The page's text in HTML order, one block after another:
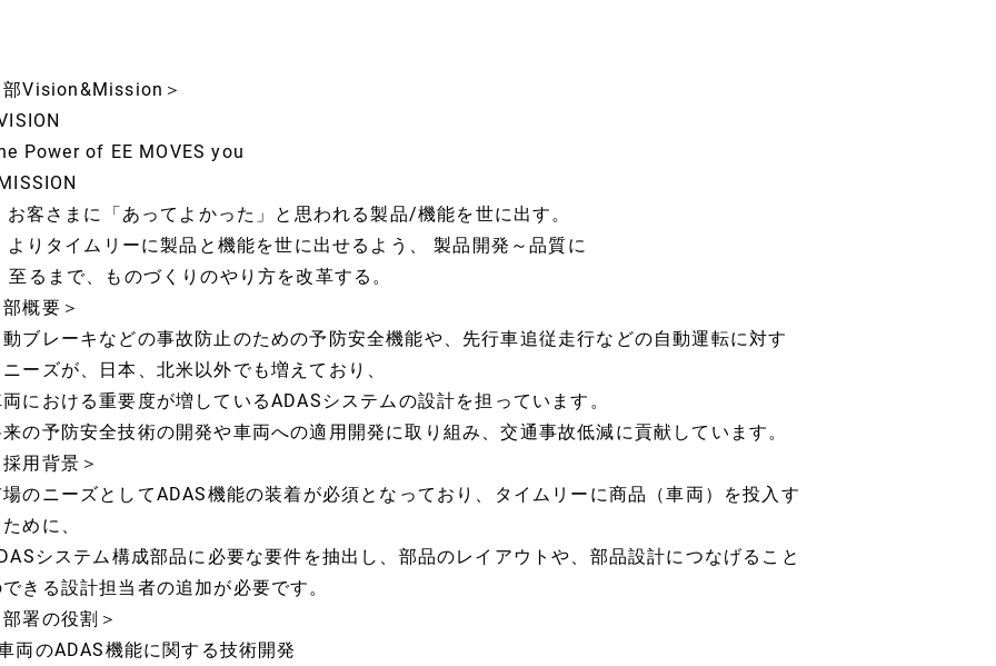
部Vision&Mission＞
Power of EE MOVES you
お客さまに「あってよかった」と思われる製品/機能を世に出す。
よりタイムリーに製品と機能を世に出せるよう、 製品開発～品質に
るまで、ものづくりのやり方を改革する。
概要＞
ブレーキなどの事故防止のための予防安全機能や、先行車追従走行などの自動運転に対す
ーズが、日本、北米以外でも増えており、
における重要度が増しているADASシステムの設計を担っています。
の予防安全技術の開発や車両への適用開発に取り組み、交通事故低減に貢献しています。
用背景＞
のニーズとしてADAS機能の装着が必須となっており、タイムリーに商品（車両）を投入す
めに、
システム構成部品に必要な要件を抽出し、部品のレイアウトや、部品設計につなげること
きる設計担当者の追加が必要です。
署の役割＞
両のADAS機能に関する技術開発